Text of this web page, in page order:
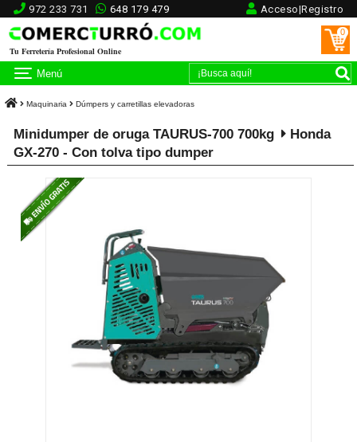
972 233 731 648 179 479 Acceso|Registro
Tu Ferretería Profesional Online
0
Menú
Maquinaria Dúmpers y carretillas elevadoras
Minidumper de oruga TAURUS-700 700kg
Honda
GX-270 - Con tolva tipo dumper